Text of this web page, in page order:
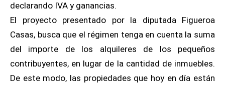
declarando IVA y ganancias.
El proyecto presentado por la diputada Figueroa
Casas, busca que el régimen tenga en cuenta la suma
del importe de los alquileres de los pequeños
contribuyentes, en lugar de la cantidad de inmuebles.
De este modo, las propiedades que hoy en día están